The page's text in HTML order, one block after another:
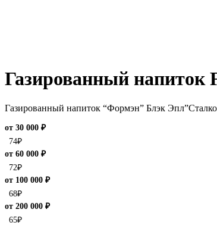
Газированный напиток
Газированный напиток “Формэн” Блэк
от 30 000 ₽
74₽
от 60 000 ₽
72₽
от 100 000 ₽
68₽
от 200 000 ₽
65₽